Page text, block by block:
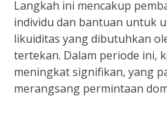
Langkah ini mencakup
individu dan bantuan untuk
likuiditas yang dibutuhkan
tertekan. Dalam periode ini,
meningkat signifikan, yang
merangsang permintaan